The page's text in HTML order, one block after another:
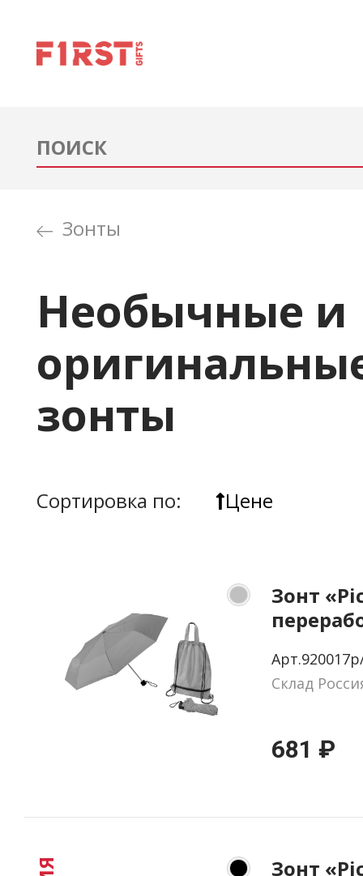
Зонты
Необычные и
зонты
Сортировка по: Цене
Зонт
Склад
681 ₽
Зонт